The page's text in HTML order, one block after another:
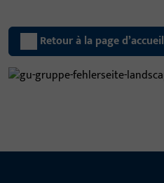
Retour à la page d’accueil